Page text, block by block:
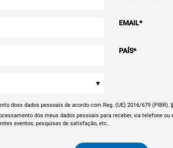
EMAIL*
PAÍS*
▾
doss dados pessoais de acordo com Reg. (UE) 2016/679 (PIBR).
dos meus dados pessoais para receber, via telefone
eventos, pesquisas de satisfação, etc.